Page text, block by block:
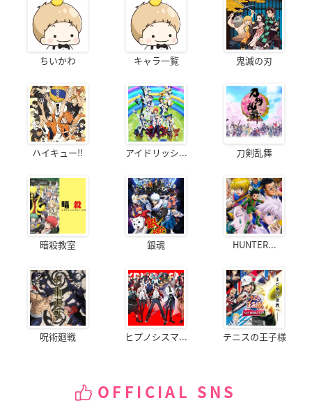
ちいかわ キャラ一覧 鬼滅の刃
ハイキュー!! アイドリッシ... 刀剣乱舞
暗殺教室 銀魂 HUNTER...
呪術廻戦 ヒプノシスマ... テニスの王子様
OFFICIAL SNS